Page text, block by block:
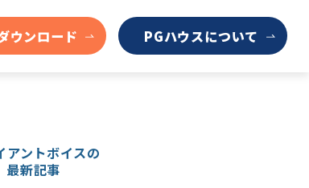
ウンロード PGハウスについて
アントボイスの
最新記事